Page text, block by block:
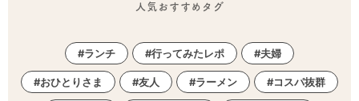
人気おすすめタグ
ランチ 行ってみたレポ 夫婦
おひとりさま 友人 ラーメン コスパ抜群